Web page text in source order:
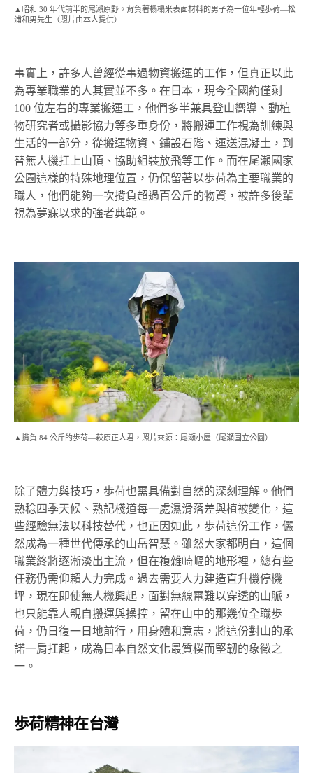
▲昭和 30 年代前半的尾瀨原野。背負著榻榻米表面材料的男子為一位年輕歩荷—松
浦和男先生（照片由本人提供）
事實上，許多人曾經從事過物資搬運的工作，但真正以此
為專業職業的人其實並不多。在日本，現今全國約僅剩
100 位左右的專業搬運工，他們多半兼具登山嚮導、動植
物研究者或攝影協力等多重身份，將搬運工作視為訓練與
生活的一部分，從搬運物資、鋪設石階、運送混凝土，到
替無人機扛上山頂、協助組裝放飛等工作。而在尾瀨國家
公園這樣的特殊地理位置，仍保留著以歩荷為主要職業的
職人，他們能夠一次揹負超過百公斤的物資，被許多後輩
視為夢寐以求的強者典範。
▲揹負 84 公斤的歩荷—萩原正人君，照片來源：尾瀬小屋（尾瀬国立公園）
除了體力與技巧，歩荷也需具備對自然的深刻理解。他們
熟稔四季天候、熟記棧道每一處濕滑落差與植被變化，這
些經驗無法以科技替代，也正因如此，歩荷這份工作，儼
然成為一種世代傳承的山岳智慧。雖然大家都明白，這個
職業終將逐漸淡出主流，但在複雜崎嶇的地形裡，總有些
任務仍需仰賴人力完成。過去需要人力建造直升機停機
坪，現在即使無人機興起，面對無線電難以穿透的山脈，
也只能靠人親自搬運與操控，留在山中的那幾位全職歩
荷，仍日復一日地前行，用身體和意志，將這份對山的承
諾一肩扛起，成為日本自然文化最質樸而堅韌的象徵之
一。
歩荷精神在台灣